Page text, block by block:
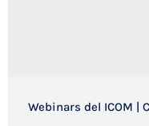
Webinars del ICOM |